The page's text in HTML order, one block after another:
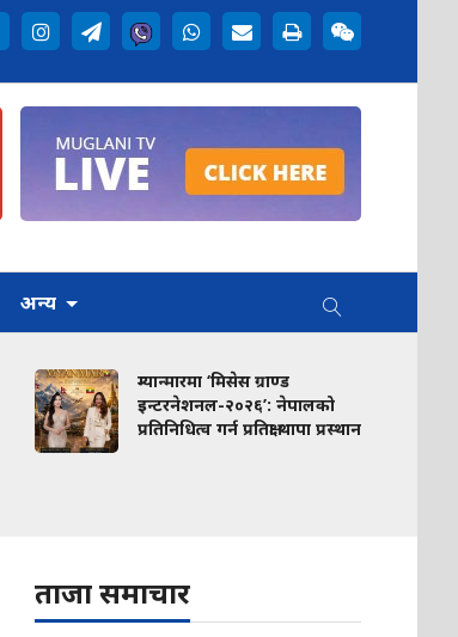
अन्य
म्यान्मारमा ‘मिसेस ग्राण्ड
इन्टरनेशनल-२०२६’: नेपालको
प्रतिनिधित्व गर्न प्रतिक्षा थापा प्रस्थान
ताजा समाचार